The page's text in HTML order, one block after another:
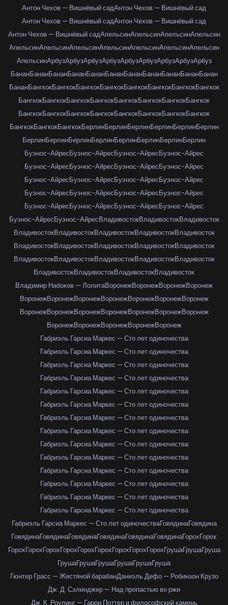
Антон Чехов — Вишнёвый садАнтон Чехов — Вишнёвый сад
Антон Чехов — Вишнёвый садАнтон Чехов — Вишнёвый сад
Антон Чехов — Вишнёвый садАпельсинАпельсинАпельсинАпельсин
АпельсинАпельсинАпельсинАпельсинАпельсинАпельсинАпельсин
АпельсинАрбузАрбузАрбузАрбузАрбузАрбузАрбузАрбузАрбуз
БананБананБананБананБананБананБананБананБананБананБанан
БананБангкокБангкокБангкокБангкокБангкокБангкокБангкокБангкок
БангкокБангкокБангкокБангкокБангкокБангкокБангкокБангкок
БангкокБангкокБангкокБангкокБангкокБангкокБангкокБангкок
БангкокБангкокБангкокБерлинБерлинБерлинБерлинБерлинБерлин
БерлинБерлинБерлинБерлинБерлинБерлинБерлинБерлин
Буэнос-АйресБуэнос-АйресБуэнос-АйресБуэнос-Айрес
Буэнос-АйресБуэнос-АйресБуэнос-АйресБуэнос-Айрес
Буэнос-АйресБуэнос-АйресБуэнос-АйресБуэнос-Айрес
Буэнос-АйресБуэнос-АйресБуэнос-АйресБуэнос-Айрес
Буэнос-АйресБуэнос-АйресБуэнос-АйресБуэнос-Айрес
Буэнос-АйресБуэнос-АйресВладивостокВладивостокВладивосток
ВладивостокВладивостокВладивостокВладивостокВладивосток
ВладивостокВладивостокВладивостокВладивостокВладивосток
ВладивостокВладивостокВладивостокВладивостокВладивосток
ВладивостокВладивостокВладивостокВладивосток
Владимир Набоков — ЛолитаВоронежВоронежВоронежВоронеж
ВоронежВоронежВоронежВоронежВоронежВоронежВоронеж
ВоронежВоронежВоронежВоронежВоронежВоронежВоронеж
ВоронежВоронежВоронежВоронежВоронеж
Габриэль Гарсиа Маркес — Сто лет одиночества
Габриэль Гарсиа Маркес — Сто лет одиночества
Габриэль Гарсиа Маркес — Сто лет одиночества
Габриэль Гарсиа Маркес — Сто лет одиночества
Габриэль Гарсиа Маркес — Сто лет одиночества
Габриэль Гарсиа Маркес — Сто лет одиночества
Габриэль Гарсиа Маркес — Сто лет одиночества
Габриэль Гарсиа Маркес — Сто лет одиночества
Габриэль Гарсиа Маркес — Сто лет одиночества
Габриэль Гарсиа Маркес — Сто лет одиночества
Габриэль Гарсиа Маркес — Сто лет одиночества
Габриэль Гарсиа Маркес — Сто лет одиночества
Габриэль Гарсиа Маркес — Сто лет одиночества
Габриэль Гарсиа Маркес — Сто лет одиночества
Габриэль Гарсиа Маркес — Сто лет одиночестваГовядинаГовядина
ГовядинаГовядинаГовядинаГовядинаГовядинаГовядинаГорохГорох
ГорохГорохГорохГорохГорохГорохГорохГорохГорохГрушаГрушаГруша
ГрушаГрушаГрушаГрушаГрушаГруша
Гюнтер Грасс — Жестяной барабанДаниэль Дефо — Робинзон Крузо
Дж. Д. Сэлинджер — Над пропастью во ржи
Дж. К. Роулинг — Гарри Поттер и философский камень